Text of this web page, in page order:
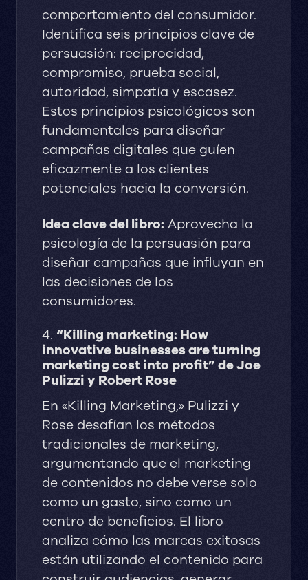
comportamiento del consumidor.
Identifica seis principios clave de
persuasión: reciprocidad,
compromiso, prueba social,
autoridad, simpatía y escasez.
Estos principios psicológicos son
fundamentales para diseñar
campañas digitales que guíen
eficazmente a los clientes
potenciales hacia la conversión.
Idea clave del libro: Aprovecha la
psicología de la persuasión para
diseñar campañas que influyan en
las decisiones de los
consumidores.
4. “Killing marketing: How
innovative businesses are turning
marketing cost into profit” de Joe
Pulizzi y Robert Rose
En «Killing Marketing,» Pulizzi y
Rose desafían los métodos
tradicionales de marketing,
argumentando que el marketing
de contenidos no debe verse solo
como un gasto, sino como un
centro de beneficios. El libro
analiza cómo las marcas exitosas
están utilizando el contenido para